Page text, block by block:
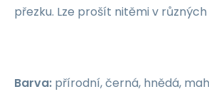
přezku. Lze prošít nitěmi v
Barva: přírodní, černá, hnědá,